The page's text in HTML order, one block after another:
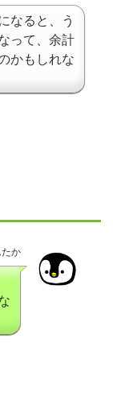
なると、う
って、余計
かもしれな
か